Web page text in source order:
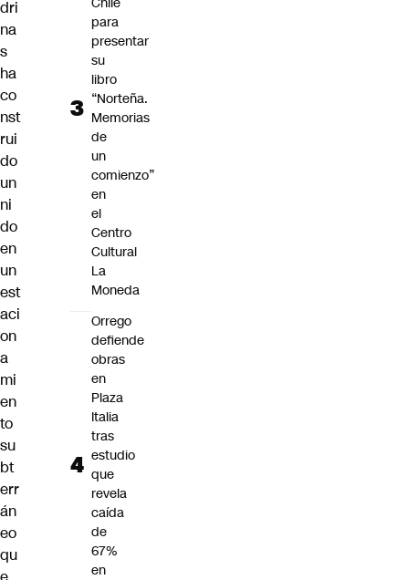
dri
na
s
ha
co
nst
rui
do
un
ni
do
en
un
est
aci
on
a
mi
en
to
su
bt
err
án
eo
qu
para
presentar
su
libro
“Norteña.
Memorias
de
un
comienzo”
en
el
Centro
Cultural
La
Moneda
Orrego
defiende
obras
en
Plaza
Italia
tras
estudio
que
revela
caída
de
67%
en